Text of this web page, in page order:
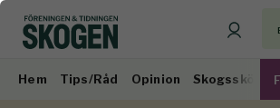
Hem Tips/Råd Opinion